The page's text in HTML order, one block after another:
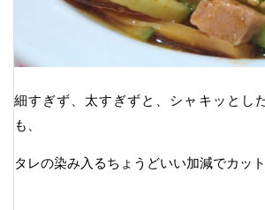
細すぎず、太すぎずと、シャキッとし
も、
タレの染み入るちょうどいい加減でカッ